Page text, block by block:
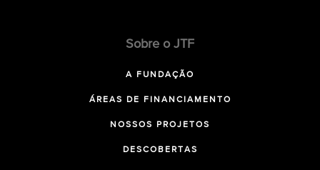
Sobre o JTF
A FUNDAÇÃO
ÁREAS DE FINANCIAMENTO
NOSSOS PROJETOS
DESCOBERTAS